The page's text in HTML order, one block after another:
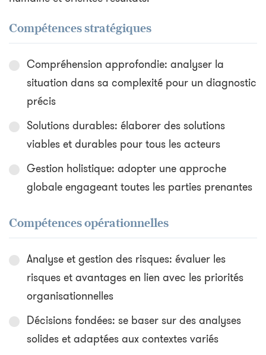
Compétences stratégiques
Compréhension approfondie: analyser la
situation dans sa complexité pour un diagnostic
précis
Solutions durables: élaborer des solutions
viables et durables pour tous les acteurs
Gestion holistique: adopter une approche
globale engageant toutes les parties prenantes
Compétences opérationnelles
Analyse et gestion des risques: évaluer les
risques et avantages en lien avec les priorités
organisationnelles
Décisions fondées: se baser sur des analyses
solides et adaptées aux contextes variés